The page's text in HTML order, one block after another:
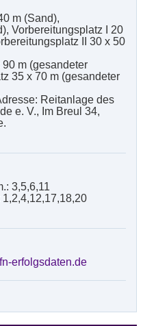
m (Sand),
Vorbereitungsplatz I 20
II 30 x 50
m (gesandeter
35 x 70 m (gesandeter
Reitanlage des
e. V., Im Breul 34,
3,5,6,11
erfolgsdaten.de